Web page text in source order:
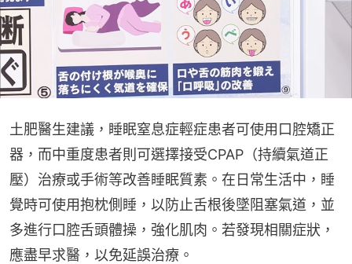
土肥醫生建議，睡眠窒息症輕症患者可使用口腔矯正
器，而中重度患者則可選擇接受CPAP（持續氣道正
壓）治療或手術等改善睡眠質素。在日常生活中，睡
覺時可使用抱枕側睡，以防止舌根後墜阻塞氣道，並
多進行口腔舌頭體操，強化肌肉。若發現相關症狀，
應盡早求醫，以免延誤治療。